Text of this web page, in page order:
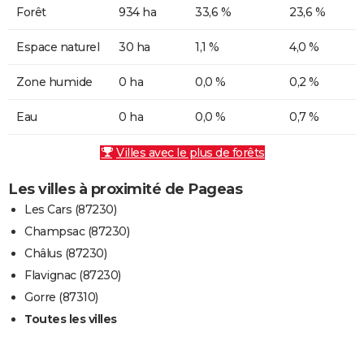
Forêt 934 ha 33,6 % 23,6 %
Espace naturel 30 ha 1,1 % 4,0 %
Zone humide 0 ha 0,0 % 0,2 %
Eau 0 ha 0,0 % 0,7 %
Villes avec le plus de forêts
Les villes à proximité de Pageas
Les Cars (87230)
Champsac (87230)
Châlus (87230)
Flavignac (87230)
Gorre (87310)
Toutes les villes